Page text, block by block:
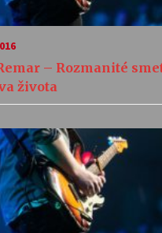
– Rozmanité
života